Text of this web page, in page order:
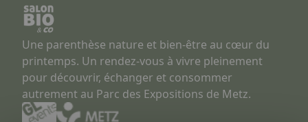
Une parenthèse nature et bien-être au cœur du
printemps. Un rendez-vous à vivre pleinement
pour découvrir, échanger et consommer
autrement au Parc des Expositions de Metz.